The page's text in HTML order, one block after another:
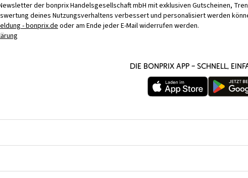
der bonprix Handelsgesellschaft mbH mit exklusiven Gutscheinen,
deines Nutzungsverhaltens verbessert und personalisiert werden
- bonprix.deoder am Ende jeder E-Mail widerrufen werden.
Die bonprix App – schnell,